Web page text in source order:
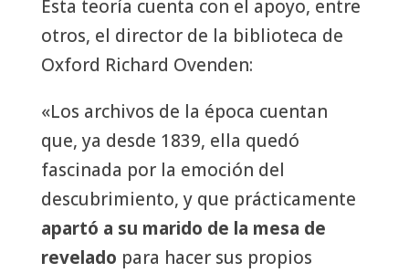
Esta teoría cuenta con el apoyo, entre
otros, el director de la biblioteca de
Oxford Richard Ovenden:
«Los archivos de la época cuentan
que, ya desde 1839, ella quedó
fascinada por la emoción del
descubrimiento, y que prácticamente
apartó a su marido de la mesa de
revelado para hacer sus propios